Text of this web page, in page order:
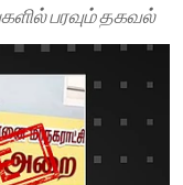
பரவும் தகவல்